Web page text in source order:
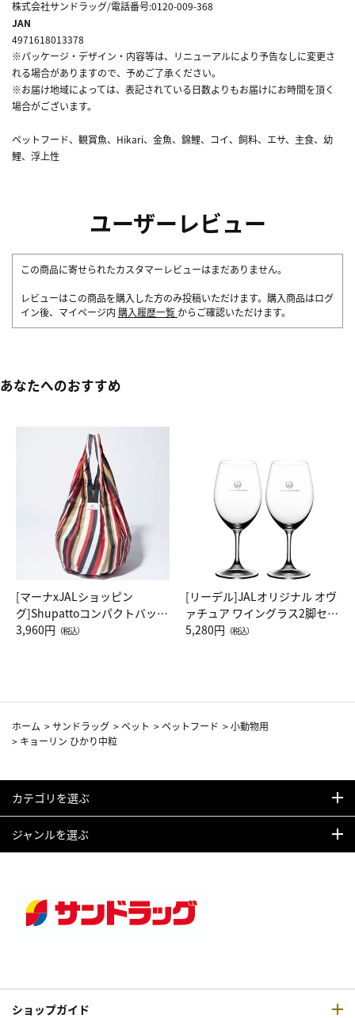
株式会社サンドラッグ/電話番号:0120-009-368
JAN
4971618013378
※パッケージ・デザイン・内容等は、リニューアルにより予告なしに変更さ
れる場合がありますので、予めご了承ください。
※お届け地域によっては、表記されている日数よりもお届けにお時間を頂く
場合がございます。
ペットフード、観賞魚、Hikari、金魚、錦鯉、コイ、飼料、エサ、主食、幼
鯉、浮上性
ユーザーレビュー
この商品に寄せられたカスタマーレビューはまだありません。
レビューはこの商品を購入した方のみ投稿いただけます。購入商品はログ
イン後、マイページ内 購入履歴一覧 からご確認いただけます。
あなたへのおすすめ
[マーナxJALショッピン
グ]Shupattoコンパクトバッグ
Drop JAL客室乗務員（LC）ス
3,960円 （税込）
[リーデル]JALオリジナル オヴ
ァチュア ワイングラス2脚セッ
ト（レッドワイン）
5,280円 （税込）
ホーム >サンドラッグ >ペット >ペットフード >小動物用
> キョーリン ひかり中粒
カテゴリを選ぶ
ジャンルを選ぶ
ショップガイド